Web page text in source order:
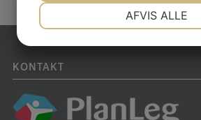
KONTAKT
AFVIS ALLE